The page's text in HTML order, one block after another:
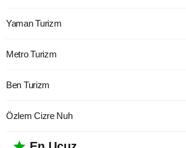
Yaman Turizm
Metro Turizm
Ben Turizm
Özlem Cizre Nuh